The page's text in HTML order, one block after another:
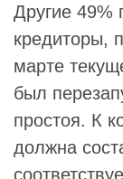
Другие 49%
кредиторы,
марте
был
простоя. К
должна